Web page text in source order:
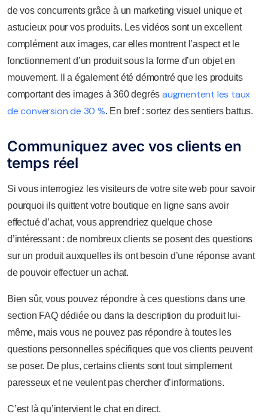
de vos concurrents grâce à un marketing visuel unique et
astucieux pour vos produits. Les vidéos sont un excellent
complément aux images, car elles montrent l’aspect et le
fonctionnement d’un produit sous la forme d’un objet en
mouvement. Il a également été démontré que les produits
comportant des images à 360 degrésaugmentent les taux
de conversion de 30 %. En bref : sortez des sentiers battus.
Communiquez avec vos clients en
temps réel
Si vous interrogiez les visiteurs de votre site web pour savoir
pourquoi ils quittent votre boutique en ligne sans avoir
effectué d’achat, vous apprendriez quelque chose
d’intéressant : de nombreux clients se posent des questions
sur un produit auxquelles ils ont besoin d’une réponse avant
de pouvoir effectuer un achat.
Bien sûr, vous pouvez répondre à ces questions dans une
section FAQ dédiée ou dans la description du produit lui-
même, mais vous ne pouvez pas répondre à toutes les
questions personnelles spécifiques que vos clients peuvent
se poser. De plus, certains clients sont tout simplement
paresseux et ne veulent pas chercher d’informations.
C’est là qu’intervient le chat en direct.